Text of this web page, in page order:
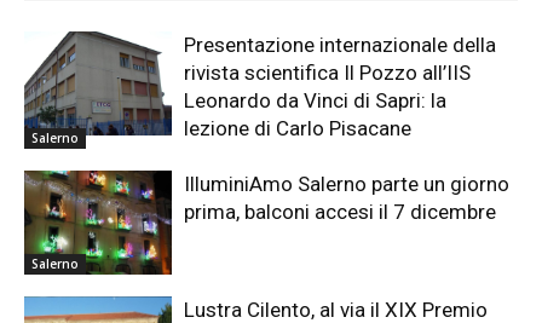
Salerno
Presentazione internazionale della
rivista scientifica Il Pozzo all’IIS
Leonardo da Vinci di Sapri: la
lezione di Carlo Pisacane
Salerno
IlluminiAmo Salerno parte un giorno
prima, balconi accesi il 7 dicembre
Lustra Cilento, al via il XIX Premio